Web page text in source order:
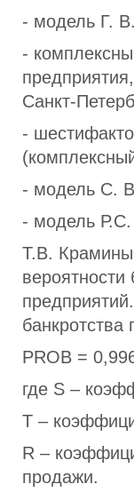
- модель Г.
-
Санкт-
-
- модель С.
- модель
Т.В.
вероятности
PROB =
где S –
T –
R –
продажи.